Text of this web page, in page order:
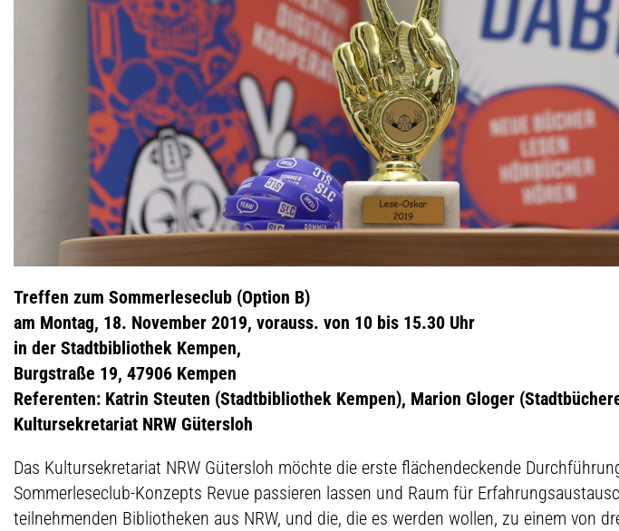
Treffen zum Sommerleseclub (Option B)
am Montag, 18. November 2019, vorauss. von 10 bis 15.30 Uhr
in der Stadtbibliothek Kempen,
Burgstraße 19, 47906 Kempen
Referenten: Katrin Steuten (Stadtbibliothek Kempen), Marion Gloger
Kultursekretariat NRW Gütersloh
Das Kultursekretariat NRW Gütersloh möchte die erste flächendeckende
Sommerleseclub-Konzepts Revue passieren lassen und Raum für
teilnehmenden Bibliotheken aus NRW, und die, die es werden wollen, zu einem von